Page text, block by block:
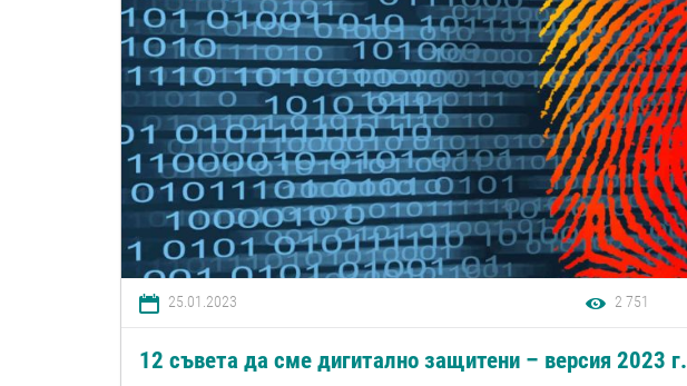
25.01.2023 2 751
12 съвета да сме дигитално защитени – версия 2023 г.